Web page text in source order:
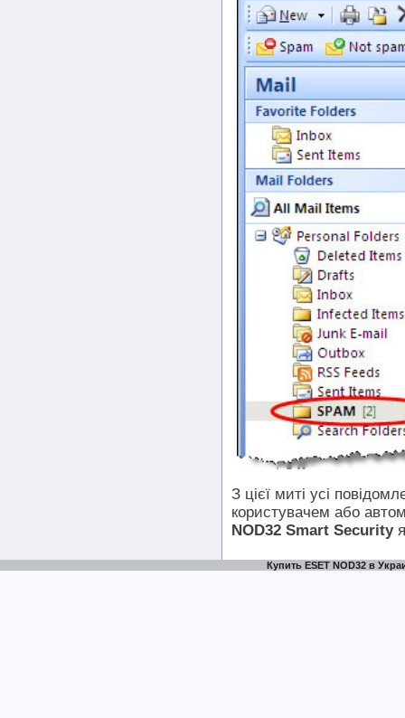
З цієї миті усі
користувачем або
NOD32 Smart Security
Купить ESET NOD32 в